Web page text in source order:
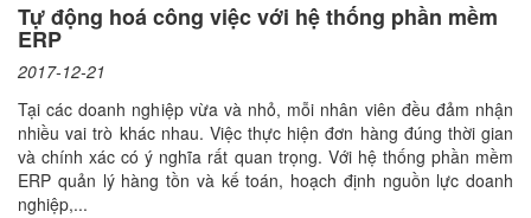
Tự động hoá công việc với hệ thống phần mềm
ERP
2017-12-21
Tại các doanh nghiệp vừa và nhỏ, mỗi nhân viên đều đảm nhận
nhiều vai trò khác nhau. Việc thực hiện đơn hàng đúng thời gian
và chính xác có ý nghĩa rất quan trọng. Với hệ thống phần mềm
ERP quản lý hàng tồn và kế toán, hoạch định nguồn lực doanh
nghiệp,...